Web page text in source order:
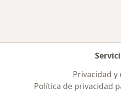
Privacidad y
Política de privacidad